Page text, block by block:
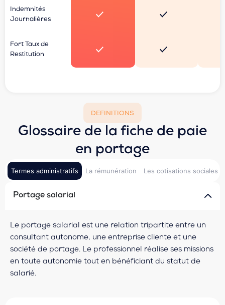
Indemnités
Journalières
Fort Taux de
Restitution
DEFINITIONS
Glossaire de la fiche de paie
en portage
Termes administratifs La rémunération Les cotisations sociales
Portage salarial
Le portage salarial est une relation tripartite entre un
consultant autonome, une entreprise cliente et une
société de portage. Le professionnel réalise ses missions
en toute autonomie tout en bénéficiant du statut de
salarié.